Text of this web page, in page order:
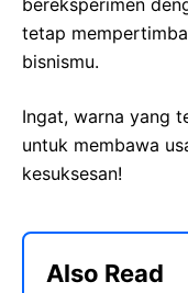
tetap
bisnismu.
Ingat, warna yang
untuk membawa
kesuksesan!
Also Read